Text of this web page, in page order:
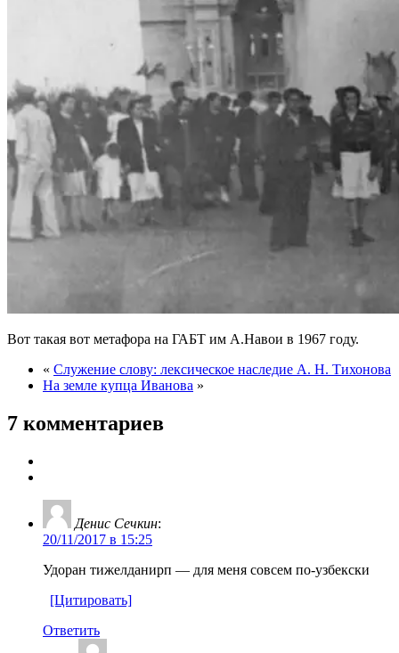
Вот такая вот метафора на ГАБТ им А.Навои в 1967 году.
« Служение слову: лексическое наследие А. Н. Тихонова
На земле купца Иванова »
7 комментариев
Денис Сечкин:
20/11/2017 в 15:25
Удоран тижелданирп — для меня совсем по-узбекски
[Цитировать]
Ответить